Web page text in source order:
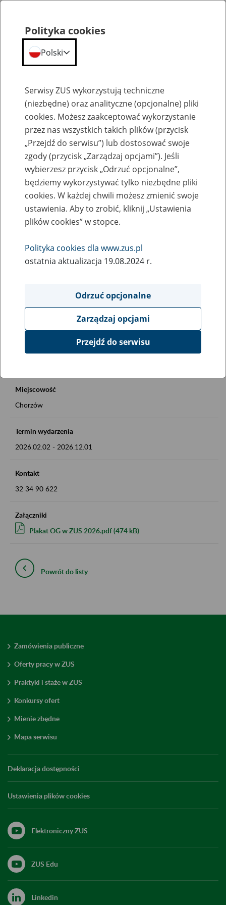
Okienko Górnicze
Inne
Okienko Górnicze 2026
Okienko Górnicze w ZUS
Szczegóły na plakacie
Miejscowość
Chorzów
Termin wydarzenia
2026.02.02 - 2026.12.01
Kontakt
32 34 90 622
Załączniki
Plakat OG w ZUS 2026.pdf (474 kB)
Powrót do listy
Zamówienia publiczne
Oferty pracy w ZUS
Praktyki i staże w ZUS
Konkursy ofert
Mienie zbędne
Mapa serwisu
Deklaracja dostępności
Ustawienia plików cookies
Elektroniczny ZUS
ZUS Edu
Linkedin
Polityka cookies
Polski
Serwisy ZUS wykorzystują techniczne
(niezbędne) oraz analityczne (opcjonalne) pliki
cookies. Możesz zaakceptować wykorzystanie
przez nas wszystkich takich plików (przycisk
„Przejdź do serwisu”) lub dostosować swoje
zgody (przycisk „Zarządzaj opcjami”). Jeśli
wybierzesz przycisk „Odrzuć opcjonalne”,
będziemy wykorzystywać tylko niezbędne pliki
cookies. W każdej chwili możesz zmienić swoje
ustawienia. Aby to zrobić, kliknij „Ustawienia
plików cookies” w stopce.
Polityka cookies dla www.zus.pl
ostatnia aktualizacja 19.08.2024 r.
Odrzuć opcjonalne
Zarządzaj opcjami
Przejdź do serwisu